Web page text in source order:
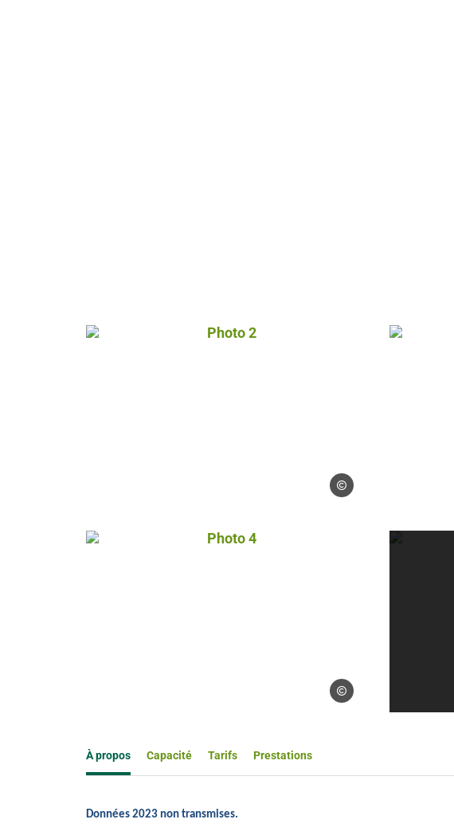
Photo 2, © Droits libres
Droits libres
Photo 4, © Droits libres
Droits libres
À propos Capacité Tarifs Prestations
Données 2023 non transmises.